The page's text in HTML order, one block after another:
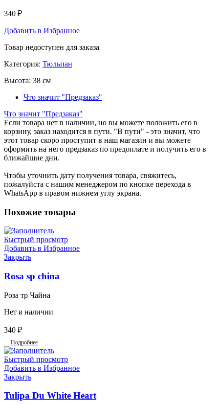
340 ₽
Добавить в Избранное
Товар недоступен для заказа
Категория: Тюльпан
Высота: 38 см
Что значит "Предзаказ"
Что значит "Предзаказ"
Если товара нет в наличии, но вы можете положить его в
корзину, заказ находится в пути. "В пути" - это значит, что
этот товар скоро проступит в наш магазин и вы можете
оформить на него предзаказ по предоплате и получить его в
ближайшие дни.
Чтобы уточнить дату получения товара, свяжитесь,
пожалуйста с нашим менеджером по кнопке перехода в
WhatsApp в правом нижнем углу экрана.
Похожие товары
Быстрый просмотр
Добавить в Избранное
Закрыть
Rosa sp china
Роза тр Чайна
Нет в наличии
340 ₽
Подробнее
Быстрый просмотр
Добавить в Избранное
Закрыть
Tulipa Du White Heart